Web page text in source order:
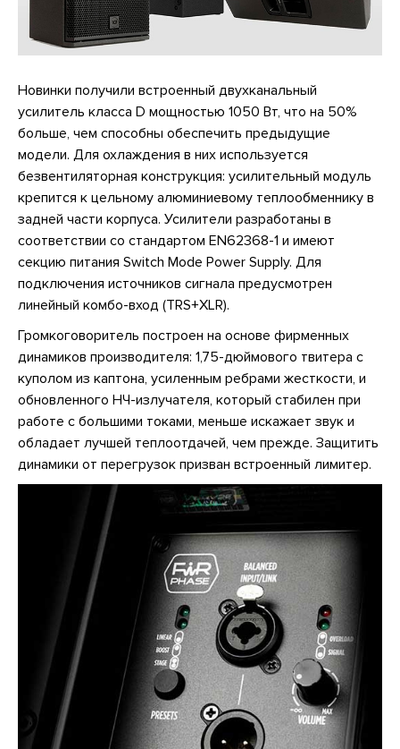
Новинки получили встроенный двухканальный
усилитель класса D мощностью 1050 Вт, что на 50%
больше, чем способны обеспечить предыдущие
модели. Для охлаждения в них используется
безвентиляторная конструкция: усилительный модуль
крепится к цельному алюминиевому теплообменнику в
задней части корпуса. Усилители разработаны в
соответствии со стандартом EN62368-1 и имеют
секцию питания Switch Mode Power Supply. Для
подключения источников сигнала предусмотрен
линейный комбо-вход (TRS+XLR).
Громкоговоритель построен на основе фирменных
динамиков производителя: 1,75-дюймового твитера с
куполом из каптона, усиленным ребрами жесткости, и
обновленного НЧ-излучателя, который стабилен при
работе с большими токами, меньше искажает звук и
обладает лучшей теплоотдачей, чем прежде. Защитить
динамики от перегрузок призван встроенный лимитер.